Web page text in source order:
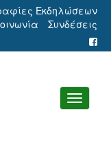
Εκδηλώσεων
Συνδέσεις